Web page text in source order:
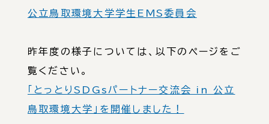
公立鳥取環境大学学生EMS委員会
昨年度の様子については、以下のページをご
覧ください。
「とっとりSDGsパートナー交流会 in 公立
鳥取環境大学」を開催しました！